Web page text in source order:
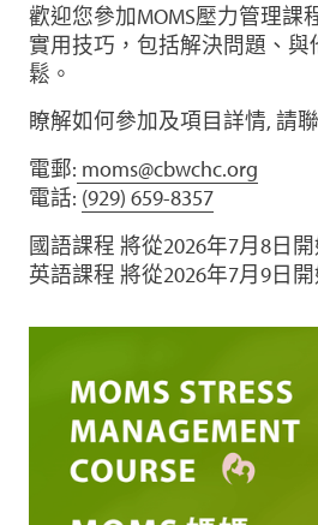
歡迎您參加MOMS壓力管理課
實用技巧，包括解決問題、
鬆。
瞭解如何參加及項目詳情, 請
電郵: moms@cbwchc.org
電話: (929) 659-8357
國語課程 將從2026年7月8日
英語課程 將從2026年7月9日